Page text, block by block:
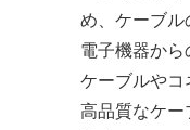
め、ケーブ
電子機器から
ケーブルやコ
高品質なケー